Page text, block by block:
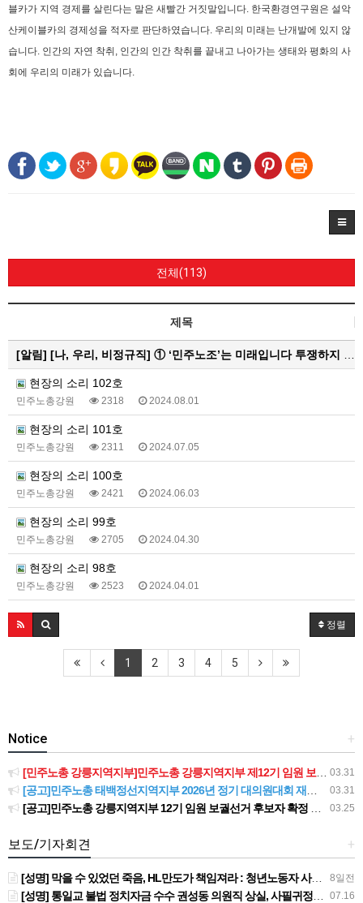
블카가 지역 경제를 살린다는 말은 새빨간 거짓말입니다. 한국환경연구원은 설악
산케이블카의 경제성을 적자로 판단하였습니다. 우리의 미래는 난개발에 있지 않
습니다. 인간의 자연 착취, 인간의 인간 착취를 끝내고 나아가는 생태와 평화의 사
회에 우리의 미래가 있습니다.
전체(113)
제목
[알림] [나, 우리, 비정규직] ① ‘민주노조’는 미래입니다 투쟁하지 않으면 쟁취하지 못합니다
현장의 소리 102호
민주노총강원 2318 2024.08.01
현장의 소리 101호
민주노총강원 2311 2024.07.05
현장의 소리 100호
민주노총강원 2421 2024.06.03
현장의 소리 99호
민주노총강원 2705 2024.04.30
현장의 소리 98호
민주노총강원 2523 2024.04.01
정렬
1 2 3 4 5
+
Notice
03.31
[민주노총 강릉지역지부]민주노총 강릉지역지부 제12기 임원 보궐선거결과 공고
03.31
[공고]민주노총 태백정선지역지부 2026년 정기 대의원대회 재소집 건
03.25
[공고]민주노총 강릉지역지부 12기 임원 보궐선거 후보자 확정 공고
+
보도/기자회견
8일전
[성명] 막을 수 있었던 죽음, HL만도가 책임져라 : 청년노동자 사망사고의 철저한 진상규명과 재발방지 대책 마련하라
07.16
[성명] 통일교 불법 정치자금 수수 권성동 의원직 상실, 사필귀정이다